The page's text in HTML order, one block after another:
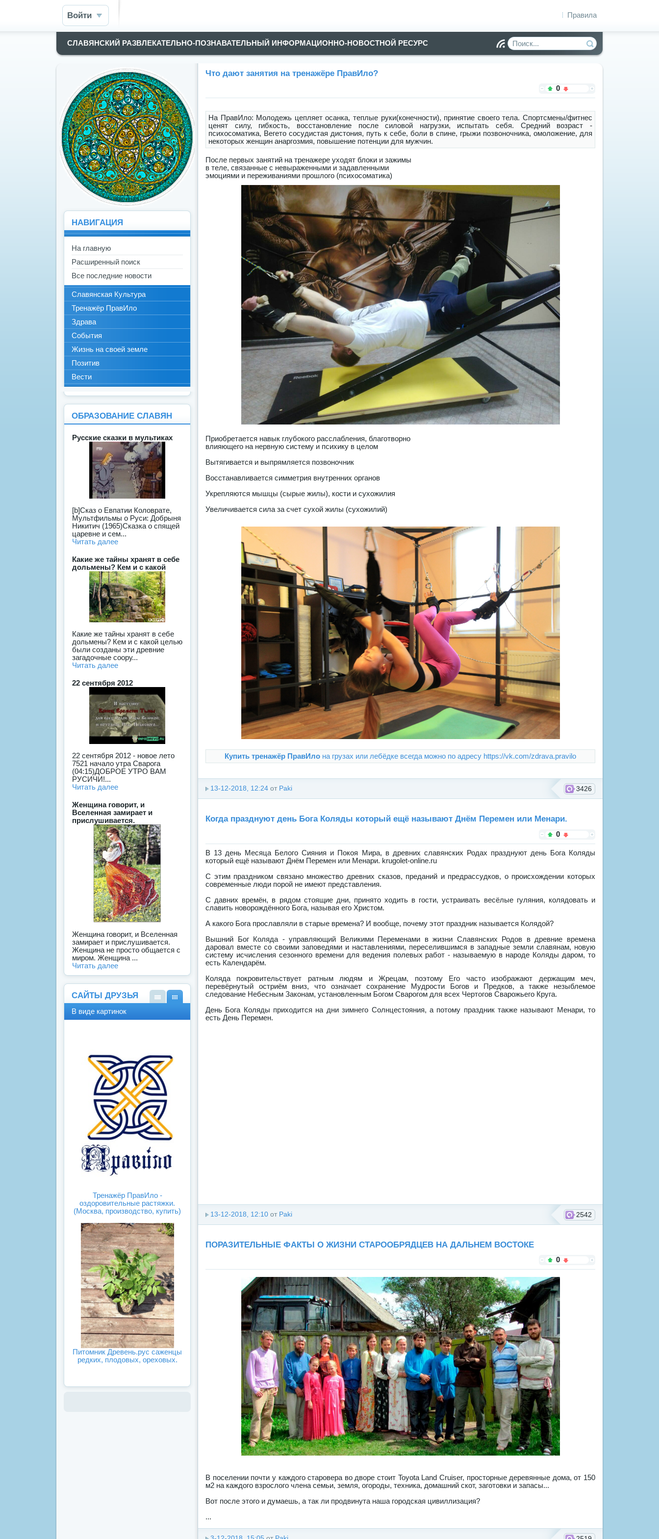
Правила
Войти
СЛАВЯНСКИЙ РАЗВЛЕКАТЕЛЬНО-ПОЗНАВАТЕЛЬНЫЙ ИНФОРМАЦИОННО-НОВОСТНОЙ РЕСУРС
Что дают занятия на тренажёре ПравИло?
0
На ПравИло: Молодежь цепляет осанка, теплые руки(конечности), принятие своего тела. Спортсмены/фитнес
ценят силу, гибкость, восстановление после силовой нагрузки, испытать себя. Средний возраст -
психосоматика, Вегето сосудистая дистония, путь к себе, боли в спине, грыжи позвоночника, омоложение, для
некоторых женщин анаргозмия, повышение потенции для мужчин.
После первых занятий на тренажере уходят блоки и зажимы
в теле, связанные с невыраженными и задавленными
эмоциями и переживаниями прошлого (психосоматика)
Приобретается навык глубокого расслабления, благотворно
влияющего на нервную систему и психику в целом
Вытягивается и выпрямляется позвоночник
Восстанавливается симметрия внутренних органов
Укрепляются мышцы (сырые жилы), кости и сухожилия
Увеличивается сила за счет сухой жилы (сухожилий)
Купить тренажёр ПравИло на грузах или лебёдке всегда можно по адресу https://vk.com/zdrava.pravilo
3426
13-12-2018, 12:24 от Paki
Когда празднуют день Бога Коляды который ещё называют Днём Перемен или Менари.
0
В 13 день Месяца Белого Сияния и Покоя Мира, в древних славянских Родах празднуют день Бога Коляды
который ещё называют Днём Перемен или Менари. krugolet-online.ru
С этим праздником связано множество древних сказов, преданий и предрассудков, о происхождении которых
современные люди порой не имеют представления.
С давних времён, в рядом стоящие дни, принято ходить в гости, устраивать весёлые гуляния, колядовать и
славить новорождённого Бога, называя его Христом.
А какого Бога прославляли в старые времена? И вообще, почему этот праздник называется Колядой?
Вышний Бог Коляда - управляющий Великими Переменами в жизни Славянских Родов в древние времена
даровал вместе со своими заповедями и наставлениями, переселившимся в западные земли славянам, новую
систему исчисления сезонного времени для ведения полевых работ - называемую в народе Коляды даром, то
есть Календарём.
Коляда покровительствует ратным людям и Жрецам, поэтому Его часто изображают держащим меч,
перевёрнутый остриём вниз, что означает сохранение Мудрости Богов и Предков, а также незыблемое
следование Небесным Законам, установленным Богом Сварогом для всех Чертогов Сварожьего Круга.
День Бога Коляды приходится на дни зимнего Солнцестояния, а потому праздник также называют Менари, то
есть День Перемен.
2542
13-12-2018, 12:10 от Paki
ПОРАЗИТЕЛЬНЫЕ ФАКТЫ О ЖИЗНИ СТАРООБРЯДЦЕВ НА ДАЛЬНЕМ ВОСТОКЕ
0
В поселении почти у каждого старовера во дворе стоит Toyota Land Cruiser, просторные деревянные дома, от 150
м2 на каждого взрослого члена семьи, земля, огороды, техника, домашний скот, заготовки и запасы...
Вот после этого и думаешь, а так ли продвинута наша городская цивиллизация?
...
НАВИГАЦИЯ
На главную
Расширенный поиск
Все последние новости
Славянская Культура
Тренажёр ПравИло
Здрава
События
Жизнь на своей земле
Позитив
Вести
ОБРАЗОВАНИЕ СЛАВЯН
Русские сказки в мультиках
[b]Сказ о Евпатии Коловрате,
Мультфильмы о Руси: Добрыня
Никитич (1965)Сказка о спящей
царевне и сем...
Читать далее
Какие же тайны хранят в себе
дольмены? Кем и с какой
Какие же тайны хранят в себе
дольмены? Кем и с какой целью
были созданы эти древние
загадочные соору...
Читать далее
22 сентября 2012
22 сентября 2012 - новое лето
7521 начало утра Сварога
(04:15)ДОБРОЕ УТРО ВАМ
РУСИЧИ!...
Читать далее
Женщина говорит, и
Вселенная замирает и
прислушивается.
Женщина говорит, и Вселенная
замирает и прислушивается.
Женщина не просто общается с
миром. Женщина ...
Читать далее
САЙТЫ ДРУЗЬЯ
В виде картинок
Тренажёр ПравИло -
оздоровительные растяжки.
(Москва, производство, купить)
Питомник Древень.рус саженцы
редких, плодовых, ореховых.